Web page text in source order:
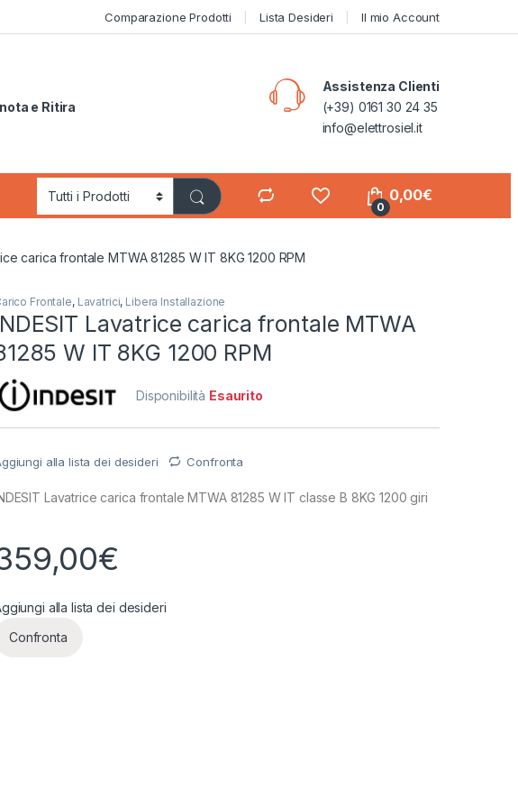
Comparazione Prodotti Lista Desideri Il mio Account
e Ritira
Assistenza Clienti
(+39) 0161 30 24 35
info@elettrosiel.it
0
0,00€
carica frontale MTWA 81285 W IT 8KG 1200 RPM
Frontale, Lavatrici, Libera Installazione
Lavatrice carica frontale MTWA
W IT 8KG 1200 RPM
Disponibilità Esaurito
alla lista dei desideri Confronta
Lavatrice carica frontale MTWA 81285 W IT classe B 8KG 1200 giri
€
alla lista dei desideri
Confronta